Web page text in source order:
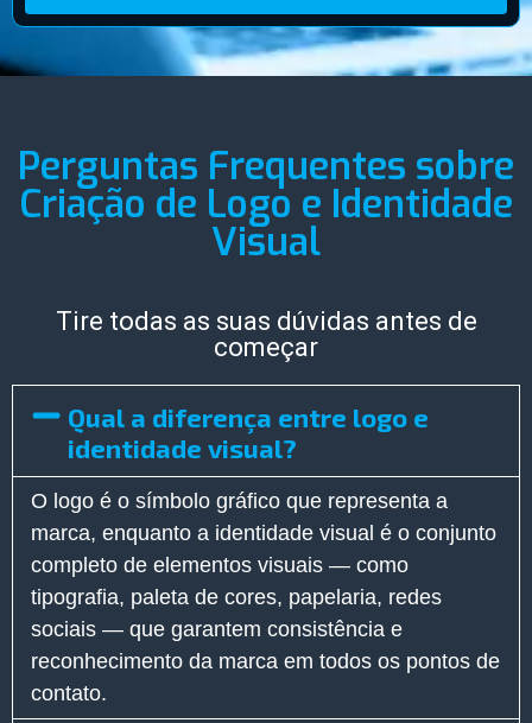
Perguntas Frequentes sobre
Criação de Logo e Identidade
Visual
Tire todas as suas dúvidas antes de
começar
Qual a diferença entre logo e
identidade visual?
O logo é o símbolo gráfico que representa a
marca, enquanto a identidade visual é o conjunto
completo de elementos visuais — como
tipografia, paleta de cores, papelaria, redes
sociais — que garantem consistência e
reconhecimento da marca em todos os pontos de
contato.